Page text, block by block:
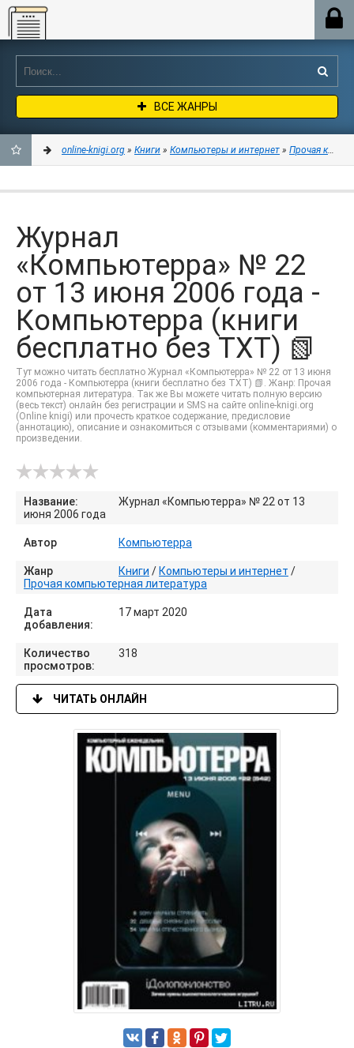
Online-knigi.org
ВСЕ ЖАНРЫ
ЗАКЛАДКИ
online-knigi.org » Книги » Компьютеры и интернет » Прочая
Журнал
«Компьютерра» № 22
от 13 июня 2006 года -
Компьютерра (книги
бесплатно без TXT) 📗
Тут можно читать бесплатно Журнал «Компьютерра» № 22 от 13 июня
2006 года - Компьютерра (книги бесплатно без TXT) 📗. Жанр: Прочая
компьютерная литература. Так же Вы можете читать полную версию
(весь текст) онлайн без регистрации и SMS на сайте online-knigi.org
(Online knigi) или прочесть краткое содержание, предисловие
(аннотацию), описание и ознакомиться с отзывами (комментариями) о
произведении.
Название:
Журнал «Компьютерра» № 22 от 13
июня 2006 года
Автор Компьютерра
Жанр Книги / Компьютеры и интернет /
Прочая компьютерная литература
Дата
добавления:
17 март 2020
Количество
просмотров:
318
ЧИТАТЬ ОНЛАЙН